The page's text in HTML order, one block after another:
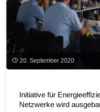
20. September 2020
Initiative für
Netzwerke wird